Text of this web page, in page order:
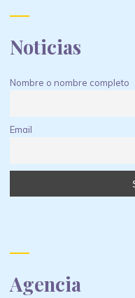
Noticias
Nombre o nombre completo
Email
Agencia